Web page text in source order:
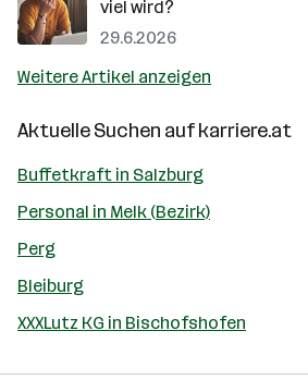
viel wird?
29.6.2026
Weitere Artikel anzeigen
Aktuelle Suchen aufkarriere.at
Buffetkraft in Salzburg
Personal in Melk (Bezirk)
Perg
Bleiburg
XXXLutz KG in Bischofshofen